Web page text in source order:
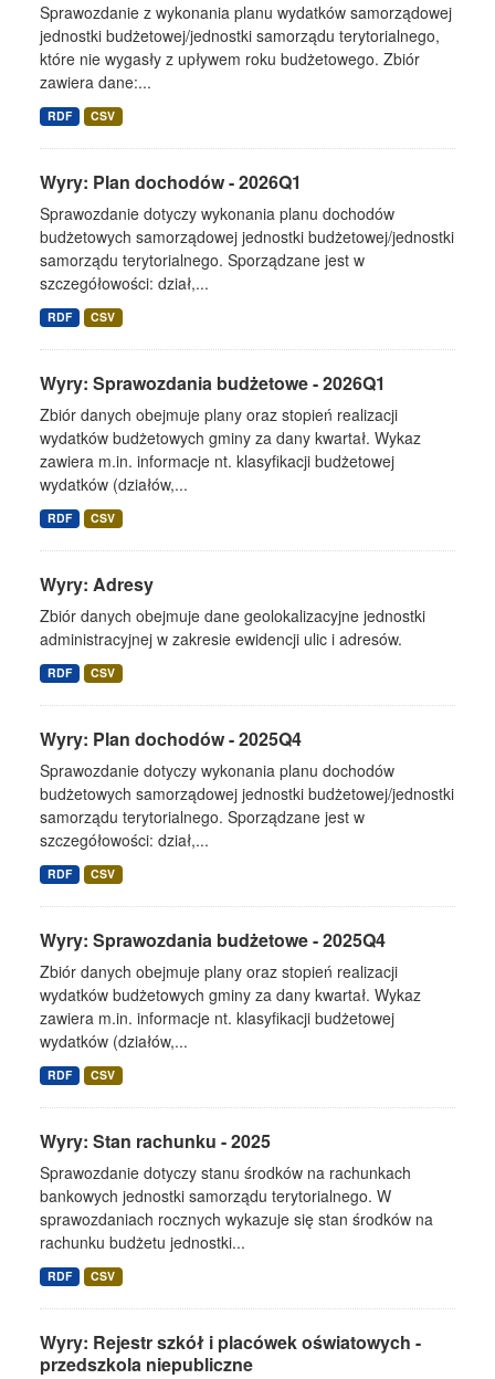
Sprawozdanie z wykonania planu wydatków samorządowej
jednostki budżetowej/jednostki samorządu terytorialnego,
które nie wygasły z upływem roku budżetowego. Zbiór
zawiera dane:...
RDF CSV
Wyry: Plan dochodów - 2026Q1
Sprawozdanie dotyczy wykonania planu dochodów
budżetowych samorządowej jednostki budżetowej/jednostki
samorządu terytorialnego. Sporządzane jest w
szczegółowości: dział,...
RDF CSV
Wyry: Sprawozdania budżetowe - 2026Q1
Zbiór danych obejmuje plany oraz stopień realizacji
wydatków budżetowych gminy za dany kwartał. Wykaz
zawiera m.in. informacje nt. klasyfikacji budżetowej
wydatków (działów,...
RDF CSV
Wyry: Adresy
Zbiór danych obejmuje dane geolokalizacyjne jednostki
administracyjnej w zakresie ewidencji ulic i adresów.
RDF CSV
Wyry: Plan dochodów - 2025Q4
Sprawozdanie dotyczy wykonania planu dochodów
budżetowych samorządowej jednostki budżetowej/jednostki
samorządu terytorialnego. Sporządzane jest w
szczegółowości: dział,...
RDF CSV
Wyry: Sprawozdania budżetowe - 2025Q4
Zbiór danych obejmuje plany oraz stopień realizacji
wydatków budżetowych gminy za dany kwartał. Wykaz
zawiera m.in. informacje nt. klasyfikacji budżetowej
wydatków (działów,...
RDF CSV
Wyry: Stan rachunku - 2025
Sprawozdanie dotyczy stanu środków na rachunkach
bankowych jednostki samorządu terytorialnego. W
sprawozdaniach rocznych wykazuje się stan środków na
rachunku budżetu jednostki...
RDF CSV
Wyry: Rejestr szkół i placówek oświatowych -
przedszkola niepubliczne